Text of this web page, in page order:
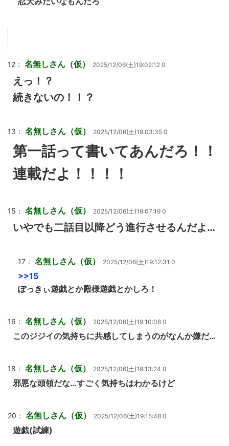
12： 名無しさん（仮） 2025/12/06(土)19:02:12 0
えっ！？
続きないの！！？
13： 名無しさん（仮） 2025/12/06(土)19:03:35 0
第一話って書いてあんだろ！！
連載だよ！！！！
15： 名無しさん（仮） 2025/12/06(土)19:07:19 0
いやでも二話目以降どう進行させるんだよ…
17： 名無しさん（仮） 2025/12/06(土)19:12:31 0
>>15
ぽっきぃ遊戯とか殿様遊戯とかしろ！
16： 名無しさん（仮） 2025/12/06(土)19:10:06 0
このジジイの気持ちに共感してしまうのがなんか嫌だ…
18： 名無しさん（仮） 2025/12/06(土)19:13:24 0
邪悪な頭領だな…すごく気持ちはわかるけど
20： 名無しさん（仮） 2025/12/06(土)19:15:48 0
遊戯(試練)